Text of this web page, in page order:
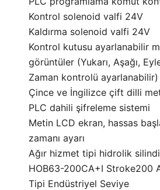
Kontrol solenoid valfi 24V
Kaldırma solenoid valfi 24V
Kontrol kutusu ayarlanabilir
görüntüler (Yukarı, Aşağı,
Zaman kontrolü ayarlanabilir)
Çince ve İngilizce çift dilli
PLC dahili şifreleme sistemi
Metin LCD ekran, hassas
zamanı ayarı
Ağır hizmet tipi hidrolik
HOB63-200CA+I Stroke200
Tipi Endüstriyel Seviye